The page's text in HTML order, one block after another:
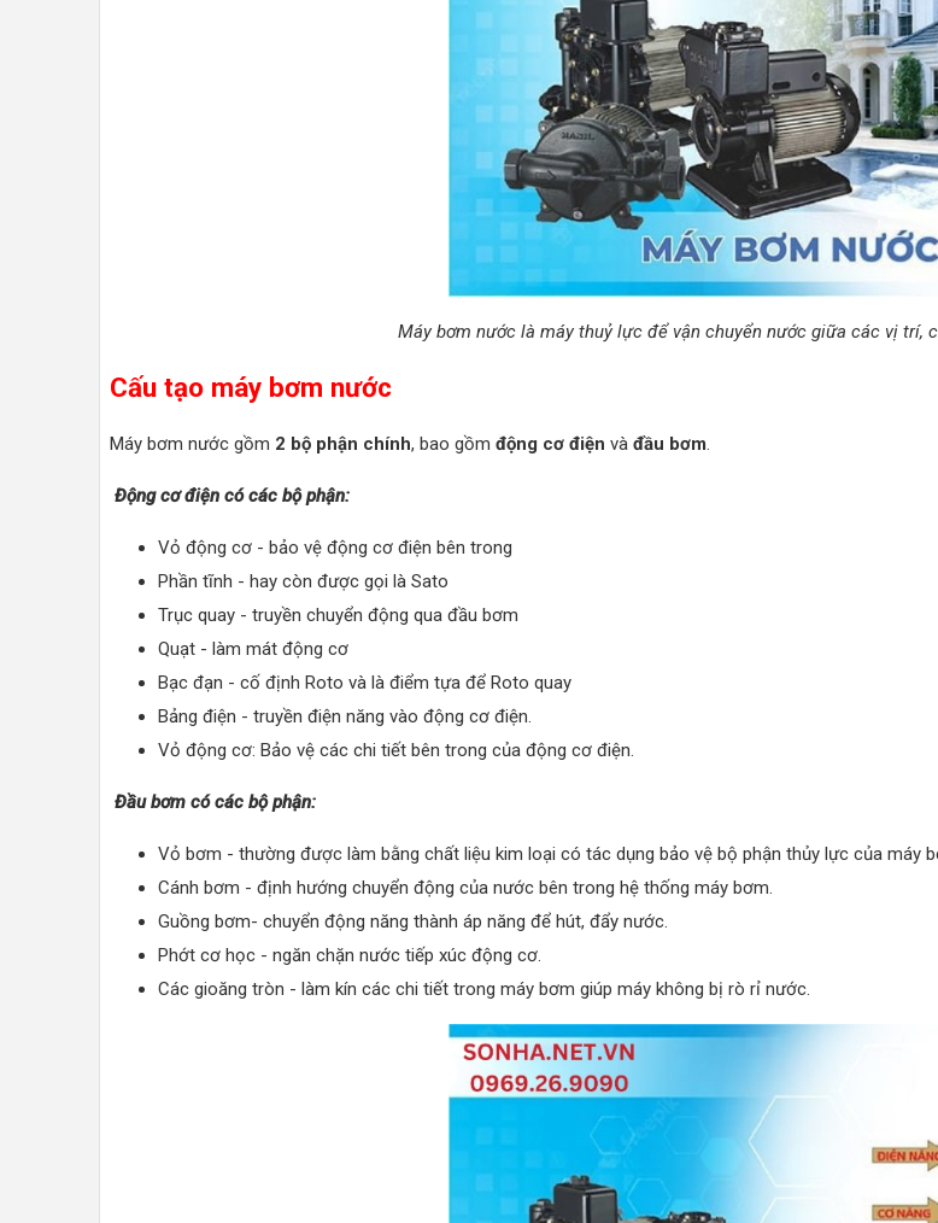
Máy bơm nước là máy thuỷ lực để vận chuyển nước giữa các vị trí,
Cấu tạo máy bơm nước
Máy bơm nước gồm 2 bộ phận chính, bao gồm động cơ điện và đầu bơm
Động cơ điện có các bộ phận:
Vỏ động cơ - bảo vệ động cơ điện bên trong
Phần tĩnh - hay còn được gọi là Sato
Trục quay - truyền chuyển động qua đầu bơm
Quạt - làm mát động cơ
Bạc đạn - cố định Roto và là điểm tựa để Roto quay
Bảng điện - truyền điện năng vào động cơ điện.
Vỏ động cơ: Bảo vệ các chi tiết bên trong của động cơ điện.
Đầu bơm có các bộ phận:
Vỏ bơm - thường được làm bằng chất liệu kim loại có tác dụng bảo vệ bộ phận thủy lực của máy
Cánh bơm - định hướng chuyển động của nước bên trong hệ thống máy bơm.
Guồng bơm- chuyển động năng thành áp năng để hút, đẩy nước.
Phớt cơ học - ngăn chặn nước tiếp xúc động cơ.
Các gioăng tròn - làm kín các chi tiết trong máy bơm giúp máy không bị rò rỉ nước.